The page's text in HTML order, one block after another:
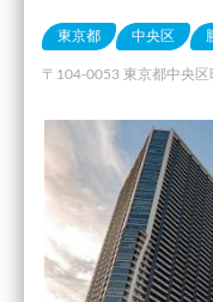
東京都 中央区
〒104-0053 東京都中央区